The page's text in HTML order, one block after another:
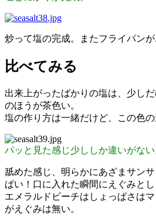
炒って塩の完成。またフライパンが
比べてみる
出来上がったばかりの塩は、少し
のほうが茶色い。
塩の作り方は一緒だけど、この色の
パッと見た感じ少ししか違いがない
舐めた感じ、明らかにあざまサン
ぱい！口に入れた瞬間にえぐみとし
エメラルドビーチはしょっぱさは
がえぐみは無い。